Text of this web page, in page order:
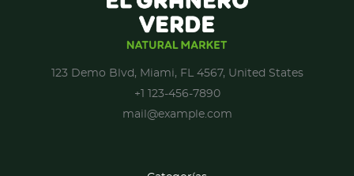
123 Demo Blvd, Miami, FL 4567, United States
+1 123-456-7890
mail@example.com